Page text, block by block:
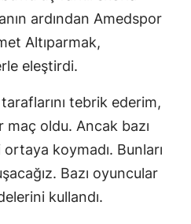
ardından Amedspor
Altıparmak,
eleştirdi.
tebrik ederim,
maç oldu. Ancak bazı
koymadı. Bunları
Bazı oyuncular
kullandı.